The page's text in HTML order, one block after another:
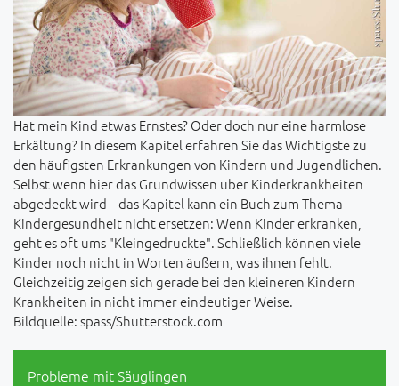
Hat mein Kind etwas Ernstes? Oder doch nur eine harmlose
Erkältung? In diesem Kapitel erfahren Sie das Wichtigste zu
den häufigsten Erkrankungen von Kindern und Jugendlichen.
Selbst wenn hier das Grundwissen über Kinderkrankheiten
abgedeckt wird – das Kapitel kann ein Buch zum Thema
Kindergesundheit nicht ersetzen: Wenn Kinder erkranken,
geht es oft ums "Kleingedruckte". Schließlich können viele
Kinder noch nicht in Worten äußern, was ihnen fehlt.
Gleichzeitig zeigen sich gerade bei den kleineren Kindern
Krankheiten in nicht immer eindeutiger Weise.
Bildquelle: spass/Shutterstock.com
Probleme mit Säuglingen